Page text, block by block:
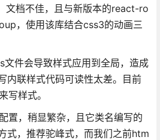
文档不佳，且与新版本的react-ro
，使用该库结合css3的动画三
件会导致样式应用到全局，造成
内联样式代码可读性太差。目前
样式。
置，稍显繁杂，且它类名编写的
式，推荐驼峰式，而我们之前htm